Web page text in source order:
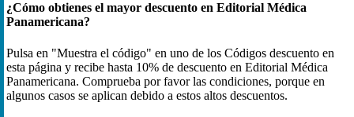
¿Cómo obtienes el mayor descuento en Editorial Médica
Panamericana?
Pulsa en "Muestra el código" en uno de los Códigos descuento en
esta página y recibe hasta 10% de descuento en Editorial Médica
Panamericana. Comprueba por favor las condiciones, porque en
algunos casos se aplican debido a estos altos descuentos.